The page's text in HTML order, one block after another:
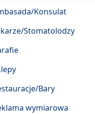
Konsulat
Stomatolodzy
Bary
wymiarowa